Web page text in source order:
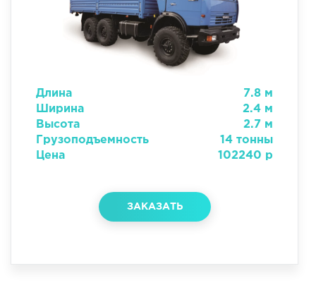
Длина
7.8 м
Ширина
2.4 м
Высота
2.7 м
Грузоподъемность
14 тонны
Цена
102240 р
ЗАКАЗАТЬ